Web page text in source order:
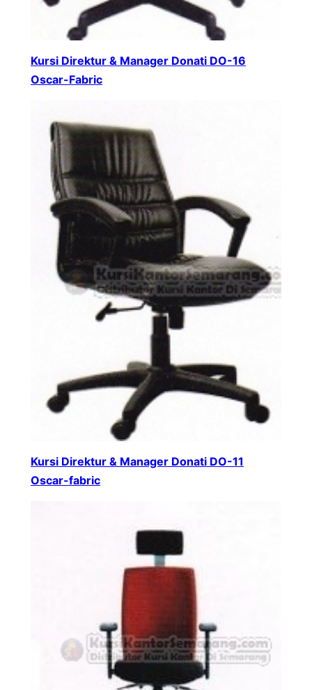
Kursi Direktur & Manager Donati DO-16
Oscar-Fabric
Kursi Direktur & Manager Donati DO-11
Oscar-fabric